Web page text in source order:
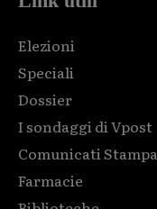
Elezioni
Speciali
Dossier
I sondaggi di Vpost
Comunicati Stampa
Farmacie